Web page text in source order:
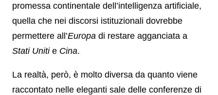
promessa continentale dell’intelligenza artificiale,
quella che nei discorsi istituzionali dovrebbe
permettere all’Europa di restare agganciata a
Stati Unitie Cina.
La realtà, però, è molto diversa da quanto viene
raccontato nelle eleganti sale delle conferenze di